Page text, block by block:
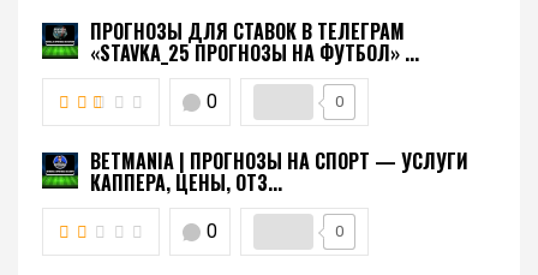
ПРОГНОЗЫ ДЛЯ СТАВОК В ТЕЛЕГРАМ
«STAVKA_25 ПРОГНОЗЫ НА ФУТБОЛ» ...
0 0
BETMANIA | ПРОГНОЗЫ НА СПОРТ — УСЛУГИ
КАППЕРА, ЦЕНЫ, ОТЗ...
0 0